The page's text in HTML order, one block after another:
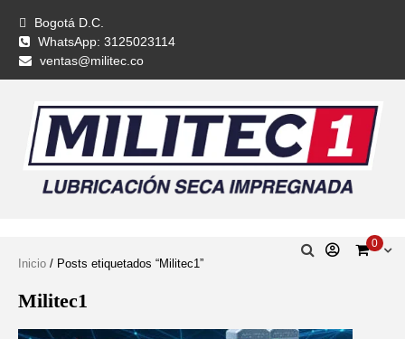
Bogotá D.C.
WhatsApp: 3125023114
ventas@militec.co
0
Inicio / Posts etiquetados “Militec1”
Militec1